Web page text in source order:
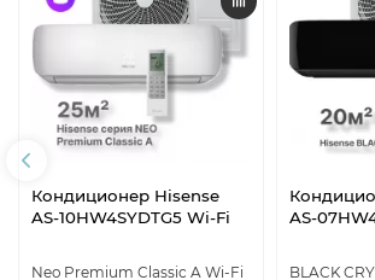
Кондиционер Hisense
AS-10HW4SYDTG5 Wi-Fi
Neo Premium Classic A Wi-Fi
AS-
BLACK